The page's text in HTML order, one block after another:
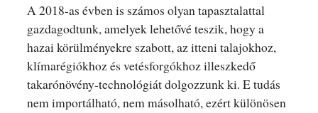
A 2018-as évben is számos olyan tapasztalattal
gazdagodtunk, amelyek lehetővé teszik, hogy a
hazai körülményekre szabott, az itteni talajokhoz,
klímarégiókhoz és vetésforgókhoz illeszkedő
takarónövény-technológiát dolgozzunk ki. E tudás
nem importálható, nem másolható, ezért különösen